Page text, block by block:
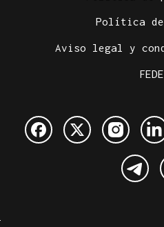
Política
Aviso legal y